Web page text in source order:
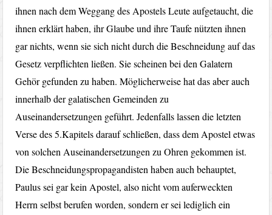
ihnen nach dem Weggang des Apostels Leute aufgetaucht, die
ihnen erklärt haben, ihr Glaube und ihre Taufe nützten ihnen
gar nichts, wenn sie sich nicht durch die Beschneidung auf das
Gesetz verpflichten ließen. Sie scheinen bei den Galatern
Gehör gefunden zu haben. Möglicherweise hat das aber auch
innerhalb der galatischen Gemeinden zu
Auseinandersetzungen geführt. Jedenfalls lassen die letzten
Verse des 5.Kapitels darauf schließen, dass dem Apostel etwas
von solchen Auseinandersetzungen zu Ohren gekommen ist.
Die Beschneidungspropagandisten haben auch behauptet,
Paulus sei gar kein Apostel, also nicht vom auferweckten
Herrn selbst berufen worden, sondern er sei lediglich ein